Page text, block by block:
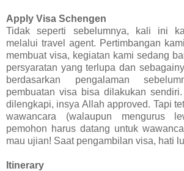
Apply Visa Schengen
Tidak seperti sebelumnya, kali ini
melalui travel agent. Pertimbangan
membuat visa, kegiatan kami sedang
persyaratan yang terlupa dan
berdasarkan pengalaman
pembuatan visa bisa dilakukan
dilengkapi, insya Allah approved. Tapi
wawancara (walaupun mengurus
pemohon harus datang untuk
mau ujian! Saat pengambilan visa, hati
Itinerary